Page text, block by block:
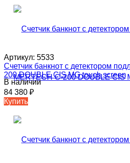
Артикул: 5533
Счетчик банкнот с детектором
200 DOUBLE CIS MG touch screen
В наличии
84 380 ₽
Купить